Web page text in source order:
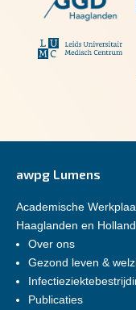
awpg Lumens
Academische
Haaglanden en
Over ons
Gezond leven &
Publicaties